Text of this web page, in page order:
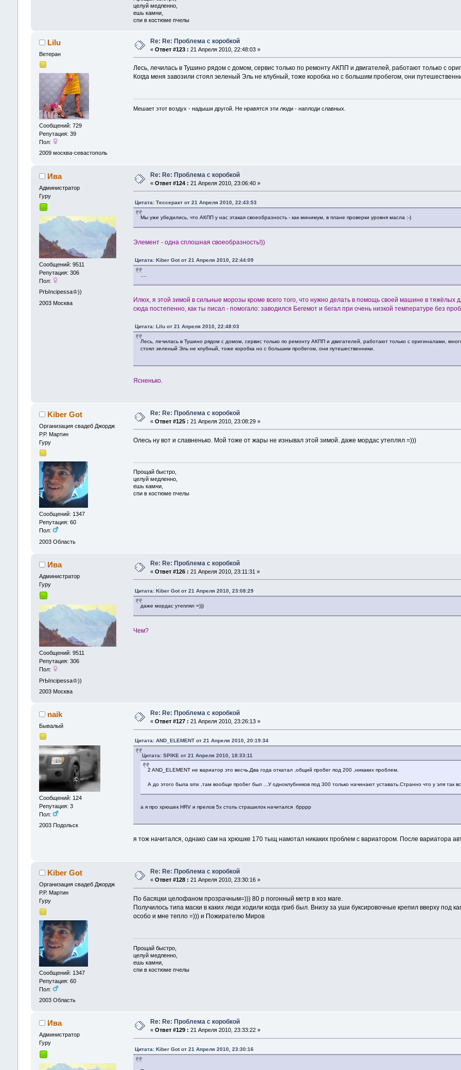
целуй медленно,
ешь камни,
спи в костюме пчелы
Lilu
Ветеран
Сообщений: 729
Репутация: 39
Пол:
2009 москва-севастополь
Re: Re: Проблема с коробкой
« Ответ #123 : 21 Апреля 2010, 22:48:03 »
Лесь, лечилась в Тушино рядом с домом, сервис только по ремонту АКПП и двигателей, работают только с
Когда меня завозили стоял эеленый Эль не клубный, тоже коробка но с большим пробегом, они
Мешает этот воздух - надыши другой. Не нравятся эти люди - наплоди славных.
Ива
Администрaтор
Гуру
Сообщений: 9511
Репутация: 306
Пол:
PrЫncipessa♔))
2003 Москва
Re: Re: Проблема с коробкой
« Ответ #124 : 21 Апреля 2010, 23:06:40 »
Цитата: Тессеракт от 21 Апреля 2010, 22:43:53
Мы уже убедились, что АКПП у нас этакая своеобразность - как минимум, в плане проверки уровня масла :-)
Элемент - одна сплошная своеобразность!))
Цитата: Kiber Got от 21 Апреля 2010, 22:44:09
Илюх, я этой зимой в сильные морозы кроме всего того, что нужно делать в помощь своей машине в тяжёлых
сюда постепенно, как ты писал - помогало: заводился Бегемот и бегал при очень низкой температуре без
Цитата: Lilu от 21 Апреля 2010, 22:48:03
Лесь, лечилась в Тушино рядом с домом, сервис только по ремонту АКПП и двигателей, работают только с оригиналами,
стоял эеленый Эль не клубный, тоже коробка но с большим пробегом, они путешественники.
Ясненько.
Kiber Got
Организация свадеб Джордж
Р.Р. Мартин
Гуру
Сообщений: 1347
Репутация: 60
Пол:
2003 Область
Re: Re: Проблема с коробкой
« Ответ #125 : 21 Апреля 2010, 23:08:29 »
Олесь ну вот и славненько. Мой тоже от жары не изнывал этой зимой. даже мордас утеплял =)))
Прощай быстро,
целуй медленно,
ешь камни,
спи в костюме пчелы
Ива
Администрaтор
Гуру
Сообщений: 9511
Репутация: 306
Пол:
PrЫncipessa♔))
2003 Москва
Re: Re: Проблема с коробкой
« Ответ #126 : 21 Апреля 2010, 23:11:31 »
Цитата: Kiber Got от 21 Апреля 2010, 23:08:29
даже мордас утеплял =)))
Чем?
naik
Бывалый
Сообщений: 124
Репутация: 3
Пол:
2003 Подольск
Re: Re: Проблема с коробкой
« Ответ #127 : 21 Апреля 2010, 23:26:13 »
Цитата: AND_ELEMENT от 21 Апреля 2010, 20:19:34
Цитата: SPIKE от 21 Апреля 2010, 18:33:11
2 AND_ELEMENT не вариатор это весчь.Два года откатал ,общий пробег под 200 ,никаких проблем.
А до этого была smx ,там вообще пробег был ...У одноклубников под 300 только начинают уставать.Странно что у эля так
а я про хрюшек HRV и прелов 5х столь страшилок начитался брррр
я тож начитался, однако сам на хрюшке 170 тыщ намотал никаких проблем с вариатором. После вариатора
Kiber Got
Организация свадеб Джордж
Р.Р. Мартин
Гуру
Сообщений: 1347
Репутация: 60
Пол:
2003 Область
Re: Re: Проблема с коробкой
« Ответ #128 : 21 Апреля 2010, 23:30:16 »
По басяцки целофаном прозрачным=))) 80 р погонный метр в хоз маге.
Получилось типа маски в каких люди ходили когда гриб был. Внизу за уши буксировочные крепил вверху под
особо и мне тепло =))) и Пожирателю Миров
Прощай быстро,
целуй медленно,
ешь камни,
спи в костюме пчелы
Ива
Администрaтор
Гуру
Re: Re: Проблема с коробкой
« Ответ #129 : 21 Апреля 2010, 23:33:22 »
Цитата: Kiber Got от 21 Апреля 2010, 23:30:16